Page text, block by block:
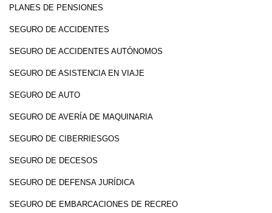
PLANES DE PENSIONES
SEGURO DE ACCIDENTES
SEGURO DE ACCIDENTES AUTÓNOMOS
SEGURO DE ASISTENCIA EN VIAJE
SEGURO DE AUTO
SEGURO DE AVERÍA DE MAQUINARIA
SEGURO DE CIBERRIESGOS
SEGURO DE DECESOS
SEGURO DE DEFENSA JURÍDICA
SEGURO DE EMBARCACIONES DE RECREO